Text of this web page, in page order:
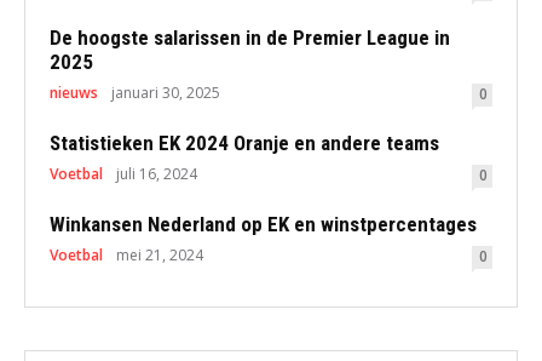
De hoogste salarissen in de Premier League in
2025
nieuws januari 30, 2025 0
Statistieken EK 2024 Oranje en andere teams
Voetbal juli 16, 2024 0
Winkansen Nederland op EK en winstpercentages
Voetbal mei 21, 2024 0